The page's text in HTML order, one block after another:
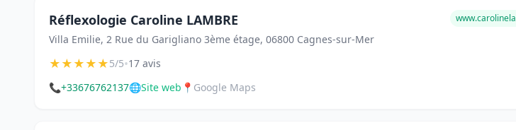
Réflexologie Caroline LAMBRE
Villa Emilie, 2 Rue du Garigliano 3ème étage, 06800 Cagnes-sur-Mer
★★★★★5/5•17 avis
📞+33676762137🌐Site web 📍 Google Maps